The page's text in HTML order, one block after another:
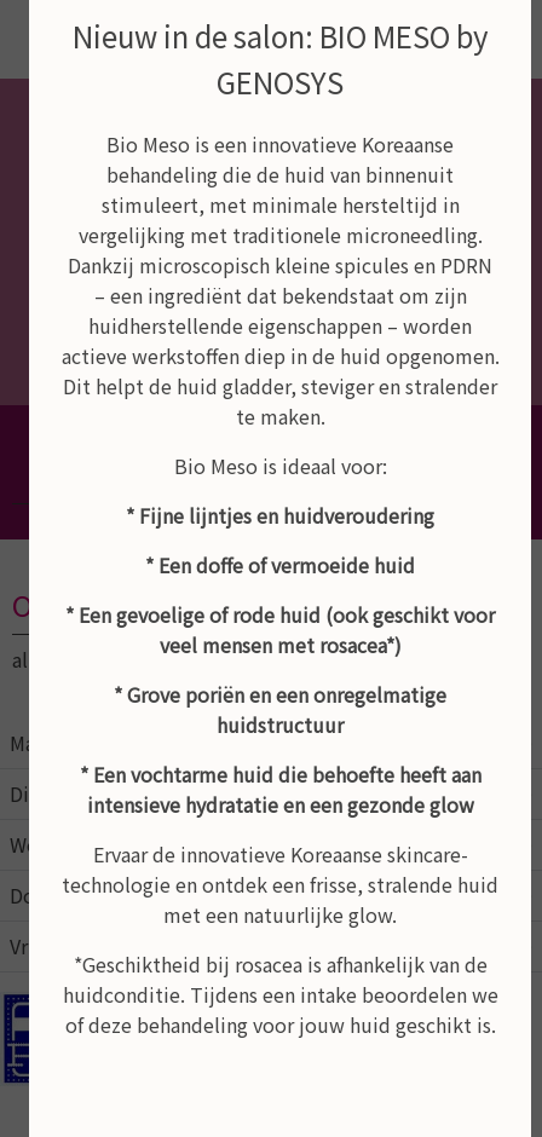
Dé schoonheidssalon van Empel,
Rosmalen en Den Bosch
Openingstijden
altijd op afspraak
Maandag
Dinsdag
09:00
Woensdag
09:00
Donderdag
09:00
17:00
Vrijdag
In de schoonheidsalon kunt u pinnen
Nieuw in de salon: BIO MESO by
GENOSYS
Bio Meso is een innovatieve Koreaanse
behandeling die de huid van binnenuit
stimuleert, met minimale hersteltijd in
vergelijking met traditionele microneedling.
Dankzij microscopisch kleine spicules en PDRN
– een ingrediënt dat bekendstaat om zijn
huidherstellende eigenschappen – worden
actieve werkstoffen diep in de huid opgenomen.
Dit helpt de huid gladder, steviger en stralender
te maken.
Bio Meso is ideaal voor:
* Fijne lijntjes en huidveroudering
* Een doffe of vermoeide huid
* Een gevoelige of rode huid (ook geschikt voor
veel mensen met rosacea*)
* Grove poriën en een onregelmatige
huidstructuur
* Een vochtarme huid die behoefte heeft aan
intensieve hydratatie en een gezonde glow
Ervaar de innovatieve Koreaanse skincare-
technologie en ontdek een frisse, stralende huid
met een natuurlijke glow.
*Geschiktheid bij rosacea is afhankelijk van de
huidconditie. Tijdens een intake beoordelen we
of deze behandeling voor jouw huid geschikt is.